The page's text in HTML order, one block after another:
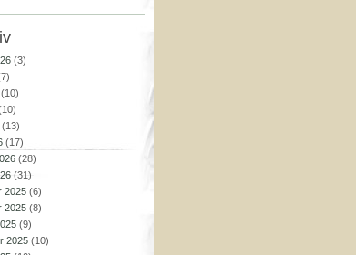
(3)
(10)
(13)
(17)
(28)
(31)
2025 (6)
2025 (8)
(9)
2025 (10)